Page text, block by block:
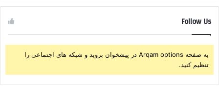
Follow Us
به صفحه Arqam options در پیشخوان بروید و شبکه های اجتماعی را
تنظیم کنید.